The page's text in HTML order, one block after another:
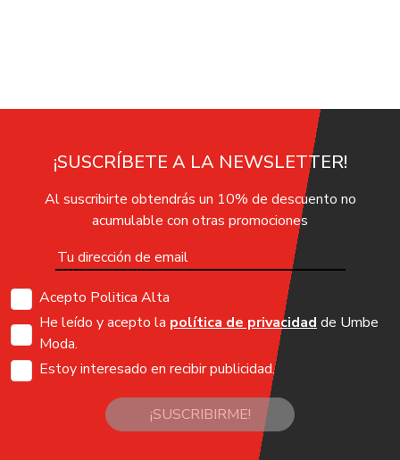
¡SUSCRÍBETE A LA NEWSLETTER!
Al suscribirte obtendrás un 10% de descuento no
acumulable con otras promociones
Acepto Politica Alta
He leído y acepto la política de privacidad de Umbe
Moda.
Estoy interesado en recibir publicidad.
¡SUSCRIBIRME!